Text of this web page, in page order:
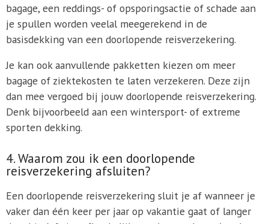
bagage, een reddings- of opsporingsactie of schade aan
je spullen worden veelal meegerekend in de
basisdekking van een doorlopende reisverzekering.
Je kan ook aanvullende pakketten kiezen om meer
bagage of ziektekosten te laten verzekeren. Deze zijn
dan mee vergoed bij jouw doorlopende reisverzekering.
Denk bijvoorbeeld aan een wintersport- of extreme
sporten dekking.
4. Waarom zou ik een doorlopende
reisverzekering afsluiten?
Een doorlopende reisverzekering sluit je af wanneer je
vaker dan één keer per jaar op vakantie gaat of langer